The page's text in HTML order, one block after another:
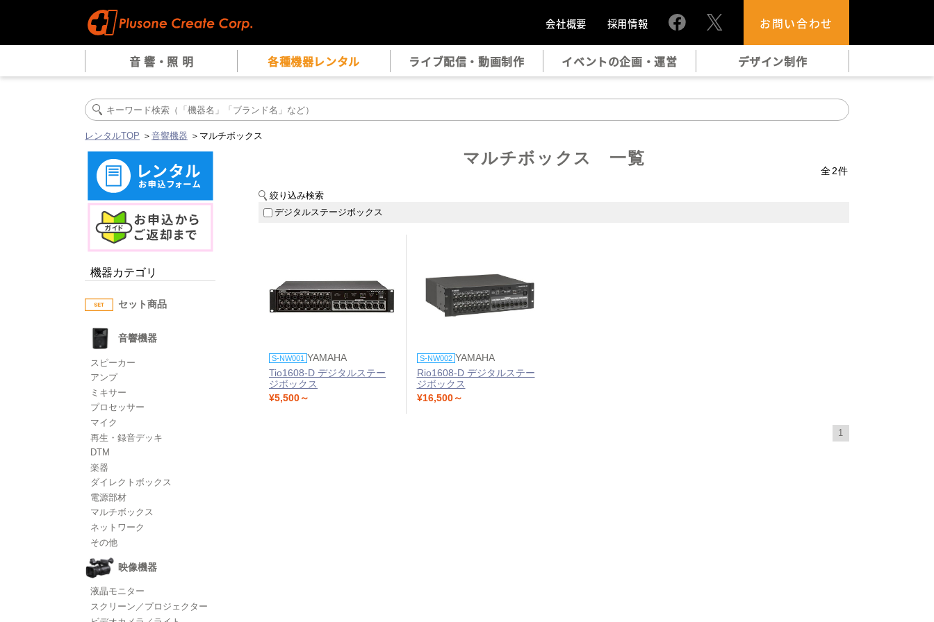
会社概要 採用情報 お問い合わせ
音 響・照 明 各種機器レンタル ライブ配信・動画制作 イベントの企画・運営 デザイン制作
レンタルTOP ＞ 音響機器 ＞マルチボックス
機器カテゴリ
セット商品
音響機器
スピーカー
アンプ
ミキサー
プロセッサー
マイク
再生・録音デッキ
DTM
楽器
ダイレクトボックス
電源部材
マルチボックス
ネットワーク
その他
映像機器
液晶モニター
スクリーン／プロジェクター
マルチボックス 一覧
全2件
絞り込み検索
デジタルステージボックス
S-NW001 YAMAHA
Tio1608-D デジタルステー
ジボックス
¥5,500～
S-NW002 YAMAHA
Rio1608-D デジタルステー
ジボックス
¥16,500～
1